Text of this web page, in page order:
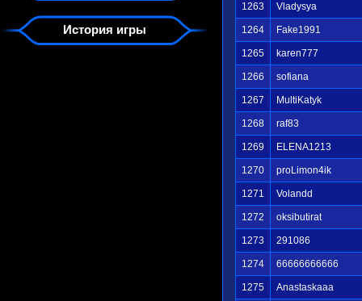
История игры
1263 Vladysya
1264 Fake1991
1265 karen777
1266 sofiana
1267 MultiKatyk
1268 raf83
1269 ELENA1213
1270 proLimon4ik
1271 Volandd
1272 oksibutirat
1273 291086
1274 66666666666
1275 Anastaskaaa